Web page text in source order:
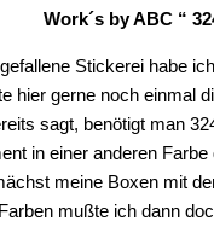
Work´s by ABC “
Stickerei habe ich
hier gerne noch einmal
sagt, benötigt man
in einer anderen
meine Boxen mit
mußte ich dann